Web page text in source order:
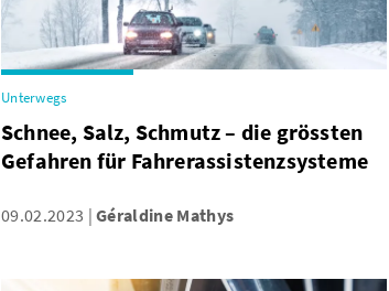
Unterwegs
Schnee, Salz, Schmutz – die grössten
Gefahren für Fahrerassistenzsysteme
09.02.2023 Géraldine Mathys